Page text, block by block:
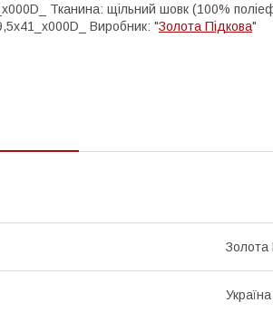
Тканина: щільний шовк (100%
Виробник: "Золота Підкова"
Золота
Україна